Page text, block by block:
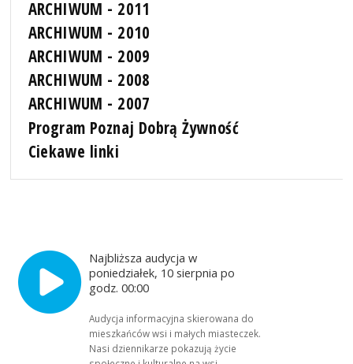
ARCHIWUM - 2011
ARCHIWUM - 2010
ARCHIWUM - 2009
ARCHIWUM - 2008
ARCHIWUM - 2007
Program Poznaj Dobrą Żywność
Ciekawe linki
Najbliższa audycja w
poniedziałek, 10 sierpnia po
godz. 00:00
Audycja informacyjna skierowana do
mieszkańców wsi i małych miasteczek.
Nasi dziennikarze pokazują życie